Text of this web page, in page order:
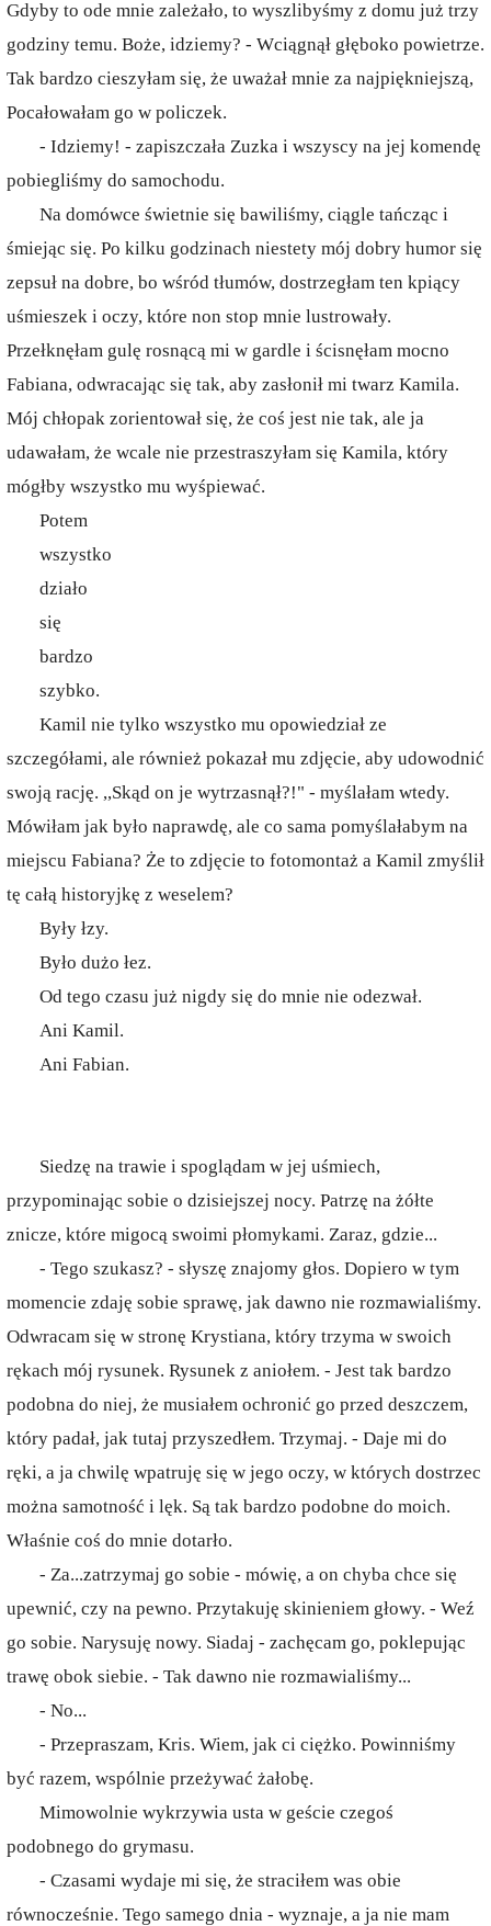
Gdyby to ode mnie zależało, to wyszlibyśmy z domu już trzy
godziny temu. Boże, idziemy? - Wciągnął głęboko powietrze.
Tak bardzo cieszyłam się, że uważał mnie za najpiękniejszą,
Pocałowałam go w policzek.
- Idziemy! - zapiszczała Zuzka i wszyscy na jej komendę
pobiegliśmy do samochodu.
Na domówce świetnie się bawiliśmy, ciągle tańcząc i
śmiejąc się. Po kilku godzinach niestety mój dobry humor się
zepsuł na dobre, bo wśród tłumów, dostrzegłam ten kpiący
uśmieszek i oczy, które non stop mnie lustrowały.
Przełknęłam gulę rosnącą mi w gardle i ścisnęłam mocno
Fabiana, odwracając się tak, aby zasłonił mi twarz Kamila.
Mój chłopak zorientował się, że coś jest nie tak, ale ja
udawałam, że wcale nie przestraszyłam się Kamila, który
mógłby wszystko mu wyśpiewać.
Potem
wszystko
działo
się
bardzo
szybko.
Kamil nie tylko wszystko mu opowiedział ze
szczegółami, ale również pokazał mu zdjęcie, aby udowodnić
swoją rację. ,,Skąd on je wytrzasnął?!" - myślałam wtedy.
Mówiłam jak było naprawdę, ale co sama pomyślałabym na
miejscu Fabiana? Że to zdjęcie to fotomontaż a Kamil zmyślił
tę całą historyjkę z weselem?
Były łzy.
Było dużo łez.
Od tego czasu już nigdy się do mnie nie odezwał.
Ani Kamil.
Ani Fabian.
Siedzę na trawie i spoglądam w jej uśmiech,
przypominając sobie o dzisiejszej nocy. Patrzę na żółte
znicze, które migocą swoimi płomykami. Zaraz, gdzie...
- Tego szukasz? - słyszę znajomy głos. Dopiero w tym
momencie zdaję sobie sprawę, jak dawno nie rozmawialiśmy.
Odwracam się w stronę Krystiana, który trzyma w swoich
rękach mój rysunek. Rysunek z aniołem. - Jest tak bardzo
podobna do niej, że musiałem ochronić go przed deszczem,
który padał, jak tutaj przyszedłem. Trzymaj. - Daje mi do
ręki, a ja chwilę wpatruję się w jego oczy, w których dostrzec
można samotność i lęk. Są tak bardzo podobne do moich.
Właśnie coś do mnie dotarło.
- Za...zatrzymaj go sobie - mówię, a on chyba chce się
upewnić, czy na pewno. Przytakuję skinieniem głowy. - Weź
go sobie. Narysuję nowy. Siadaj - zachęcam go, poklepując
trawę obok siebie. - Tak dawno nie rozmawialiśmy...
- No...
- Przepraszam, Kris. Wiem, jak ci ciężko. Powinniśmy
być razem, wspólnie przeżywać żałobę.
Mimowolnie wykrzywia usta w geście czegoś
podobnego do grymasu.
- Czasami wydaje mi się, że straciłem was obie
równocześnie. Tego samego dnia - wyznaje, a ja nie mam